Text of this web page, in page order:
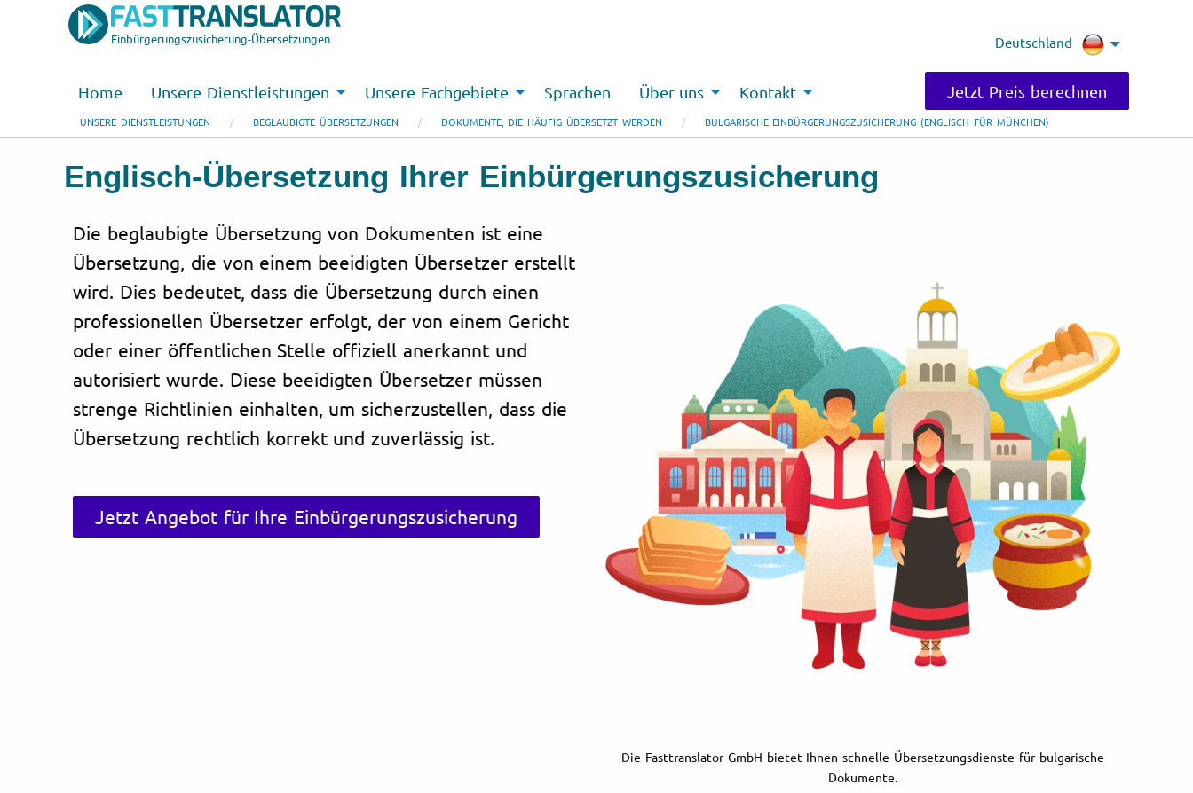
Einbürgerungszusicherung-Übersetzungen Deutschland
Jetzt Preis berechnen
Home Unsere Dienstleistungen Unsere Fachgebiete Sprachen Über uns Kontakt
UNSERE DIENSTLEISTUNGEN BEGLAUBIGTE ÜBERSETZUNGEN DOKUMENTE, DIE HÄUFIG ÜBERSETZT WERDEN BULGARISCHE EINBÜRGERUNGSZUSICHERUNG (ENGLISCH FÜR MÜNCHEN)
Englisch-Übersetzung Ihrer Einbürgerungszusicherung
Die beglaubigte Übersetzung von Dokumenten ist eine
Übersetzung, die von einem beeidigten Übersetzer erstellt
wird. Dies bedeutet, dass die Übersetzung durch einen
professionellen Übersetzer erfolgt, der von einem Gericht
oder einer öffentlichen Stelle offiziell anerkannt und
autorisiert wurde. Diese beeidigten Übersetzer müssen
strenge Richtlinien einhalten, um sicherzustellen, dass die
Übersetzung rechtlich korrekt und zuverlässig ist.
Jetzt Angebot für Ihre Einbürgerungszusicherung
Die Fasttranslator GmbH bietet Ihnen schnelle Übersetzungsdienste für bulgarische
Dokumente.